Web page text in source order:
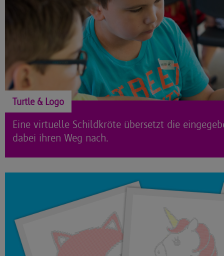
Turtle & Logo
Eine virtuelle Schildkröte übersetzt die
dabei ihren Weg nach.